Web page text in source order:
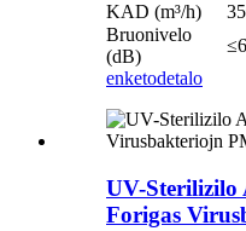
KAD (m³/h)
Bruonivelo
(dB)
enketodetalo
UV-
Forigas